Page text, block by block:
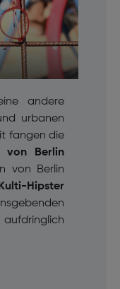
andere
urbanen
fangen die
von Berlin
von Berlin
Hipster